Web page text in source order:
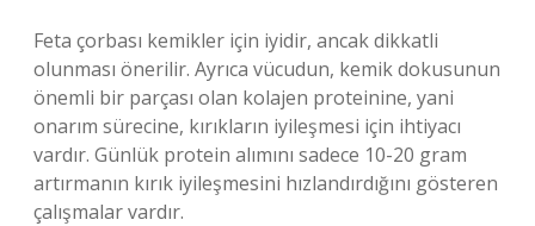
Feta çorbası kemikler için iyidir, ancak dikkatli
olunması önerilir. Ayrıca vücudun, kemik dokusunun
önemli bir parçası olan kolajen proteinine, yani
onarım sürecine, kırıkların iyileşmesi için ihtiyacı
vardır. Günlük protein alımını sadece 10-20 gram
artırmanın kırık iyileşmesini hızlandırdığını gösteren
çalışmalar vardır.